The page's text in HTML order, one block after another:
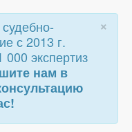
×
с 2013 г.
экспертиз
нам в